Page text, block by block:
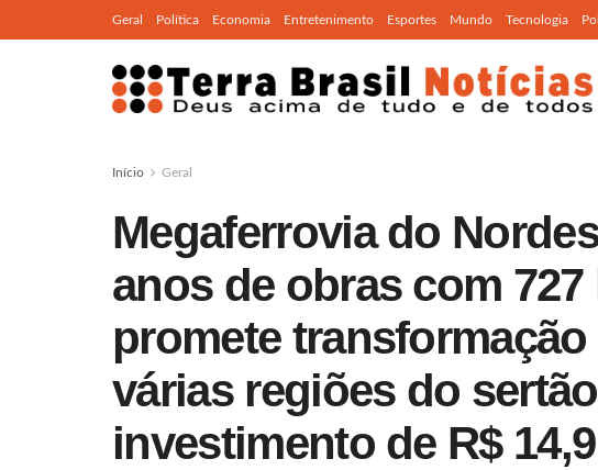
Geral Política Economia Entretenimento Esportes Mundo Tecnologia
Início Geral
Megaferrovia do
anos de obras com
promete
várias regiões do
investimento de R$